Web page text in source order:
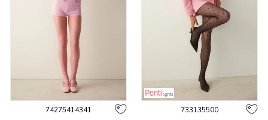
74275414341 733135500